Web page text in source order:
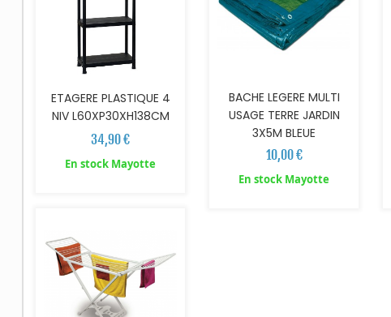
ETAGERE PLASTIQUE 4
NIV L60XP30XH138CM
34,90 €
En stock Mayotte
BACHE LEGERE MULTI
USAGE TERRE JARDIN
3X5M BLEUE
10,00 €
En stock Mayotte
AJOUTER AU PANIER